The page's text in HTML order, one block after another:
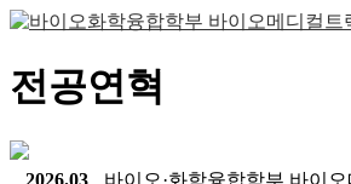
전공연혁
2026.03
바이오·화학융합학부 바이